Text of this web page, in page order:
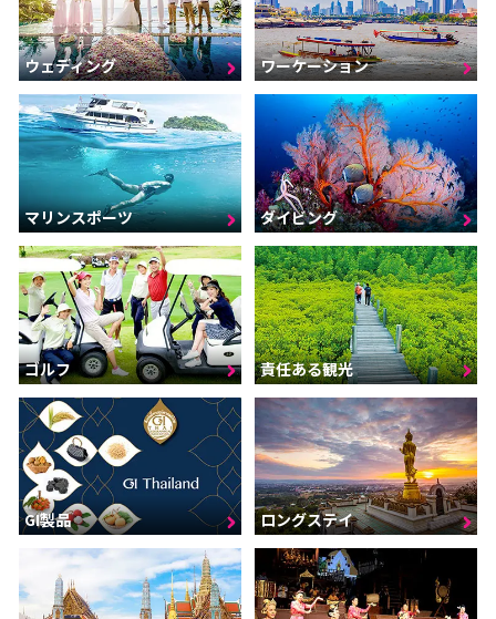
ウェディング ワーケーション
マリンスポーツ ダイビング
ゴルフ 責任ある観光
GI製品 ロングステイ